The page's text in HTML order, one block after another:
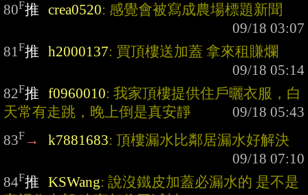
80F推 crea0520: 感覺會被寫成農場標題新聞
81F推 h2000137: 買頂樓送加蓋 拿來租賺爛
82F推 f0960010: 我家頂樓提供住戶曬衣服，白
天常有走跳，晚上倒是真安靜
83F → k7881683: 頂樓漏水比鄰居漏水好解決
84F推 KSWang: 說沒鐵皮加蓋必漏水的 是不是